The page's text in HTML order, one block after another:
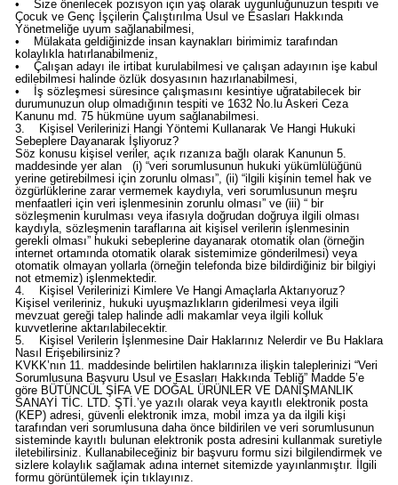
• Size önerilecek pozisyon için yaş olarak uygunluğunuzun tespiti ve
Çocuk ve Genç İşçilerin Çalıştırılma Usul ve Esasları Hakkında
Yönetmeliğe uyum sağlanabilmesi,
• Mülakata geldiğinizde insan kaynakları birimimiz tarafından
kolaylıkla hatırlanabilmeniz,
• Çalışan adayı ile irtibat kurulabilmesi ve çalışan adayının işe kabul
edilebilmesi halinde özlük dosyasının hazırlanabilmesi,
• İş sözleşmesi süresince çalışmasını kesintiye uğratabilecek bir
durumunuzun olup olmadığının tespiti ve 1632 No.lu Askeri Ceza
Kanunu md. 75 hükmüne uyum sağlanabilmesi.
3. Kişisel Verilerinizi Hangi Yöntemi Kullanarak Ve Hangi Hukuki
Sebeplere Dayanarak İşliyoruz?
Söz konusu kişisel veriler, açık rızanıza bağlı olarak Kanunun 5.
maddesinde yer alan (i) “veri sorumlusunun hukuki yükümlülüğünü
yerine getirebilmesi için zorunlu olması”, (ii) “ilgili kişinin temel hak ve
özgürlüklerine zarar vermemek kaydıyla, veri sorumlusunun meşru
menfaatleri için veri işlenmesinin zorunlu olması” ve (iii) “ bir
sözleşmenin kurulması veya ifasıyla doğrudan doğruya ilgili olması
kaydıyla, sözleşmenin taraflarına ait kişisel verilerin işlenmesinin
gerekli olması” hukuki sebeplerine dayanarak otomatik olan (örneğin
internet ortamında otomatik olarak sistemimize gönderilmesi) veya
otomatik olmayan yollarla (örneğin telefonda bize bildirdiğiniz bir bilgiyi
not etmemiz) işlenmektedir.
4. Kişisel Verilerinizi Kimlere Ve Hangi Amaçlarla Aktarıyoruz?
Kişisel verileriniz, hukuki uyuşmazlıkların giderilmesi veya ilgili
mevzuat gereği talep halinde adli makamlar veya ilgili kolluk
kuvvetlerine aktarılabilecektir.
5. Kişisel Verilerin İşlenmesine Dair Haklarınız Nelerdir ve Bu Haklara
Nasıl Erişebilirsiniz?
KVKK’nın 11. maddesinde belirtilen haklarınıza ilişkin taleplerinizi “Veri
Sorumlusuna Başvuru Usul ve Esasları Hakkında Tebliğ” Madde 5’e
göre BÜTÜNCÜL ŞİFA VE DOĞAL ÜRÜNLER VE DANIŞMANLIK
SANAYİ TİC. LTD. ŞTİ.’ye yazılı olarak veya kayıtlı elektronik posta
(KEP) adresi, güvenli elektronik imza, mobil imza ya da ilgili kişi
tarafından veri sorumlusuna daha önce bildirilen ve veri sorumlusunun
sisteminde kayıtlı bulunan elektronik posta adresini kullanmak suretiyle
iletebilirsiniz. Kullanabileceğiniz bir başvuru formu sizi bilgilendirmek ve
sizlere kolaylık sağlamak adına internet sitemizde yayınlanmıştır. İlgili
formu görüntülemek için tıklayınız.